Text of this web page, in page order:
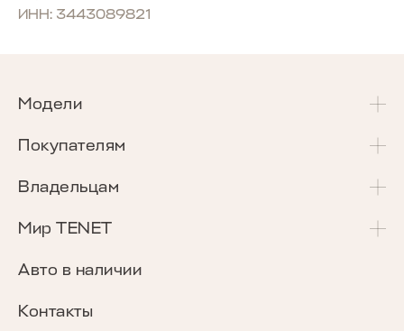
ИНН: 3443089821
Модели
T4
T4L
T7
T8
Покупателям
Акции и спецпредложения
Калькулятор Трейд-Ин
Сравнение комплектаций
Кредитные программы
Владельцам
Сервисные акции
Программа «Помощь в пути»
Гарантия
Мир TENET
О бренде
Награды TENET
Авто в наличии
Контакты